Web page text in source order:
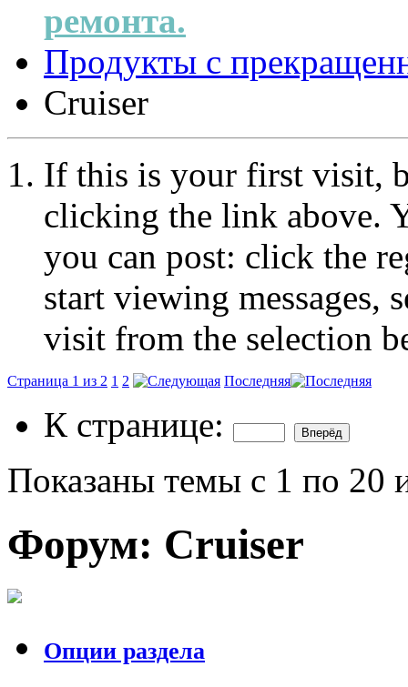
ремонта.
Продукты с
Cruiser
If this is your first visit,
clicking the link above.
you can post: click the
start viewing messages,
visit from the selection
Страница 1 из 2 1 2 Последняя
К странице:
Показаны темы с 1 по 20
Форум: Cruiser
Опции раздела